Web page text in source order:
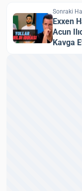
Sonraki
Exxen
Acun
Kavga